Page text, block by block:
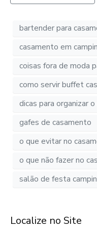
bartender para
casamento em
coisas fora de moda
como servir buffet
dicas para organizar
gafes de casamento
o que evitar no
o que não fazer no
salão de festa
Localize no Site